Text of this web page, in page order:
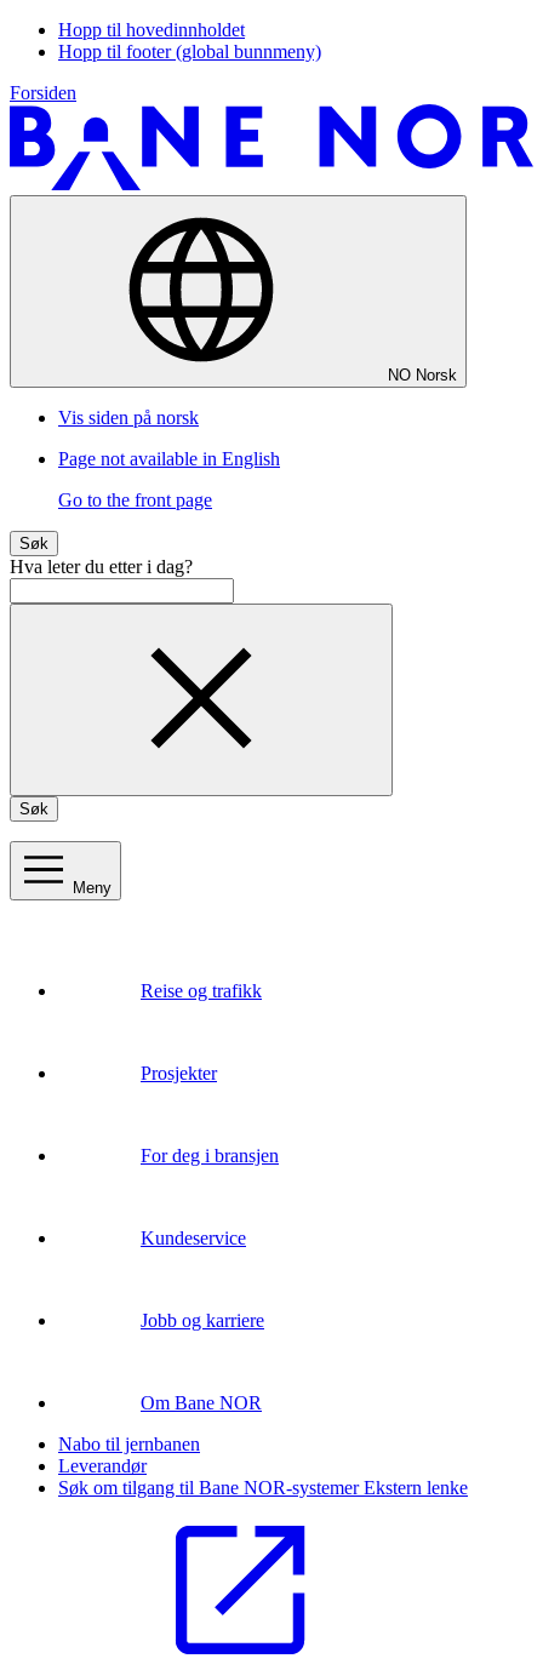
Hopp til hovedinnholdet
Hopp til footer (global bunnmeny)
Forsiden
NO Norsk
Vis siden på norsk
Page not available in English
Go to the front page
Søk
Hva leter du etter i dag?
Søk
Meny
Reise og trafikk
Prosjekter
For deg i bransjen
Kundeservice
Jobb og karriere
Om Bane NOR
Nabo til jernbanen
Leverandør
Søk om tilgang til Bane NOR-systemerEkstern lenke